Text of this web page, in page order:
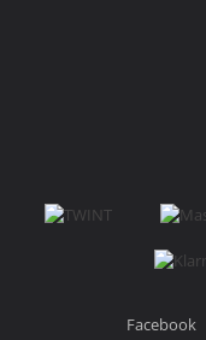
Facebook